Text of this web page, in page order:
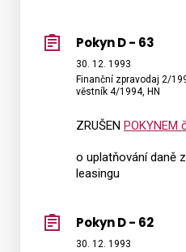
Pokyn D - 63
30. 12. 1993
Finanční zpravodaj 2/
věstník 4/1994, HN
ZRUŠEN POKYNEM
o uplatňování daně
leasingu
Pokyn D - 62
30. 12. 1993